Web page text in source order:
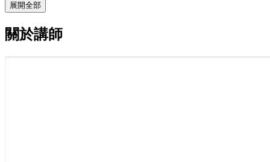
展開全部
關於講師